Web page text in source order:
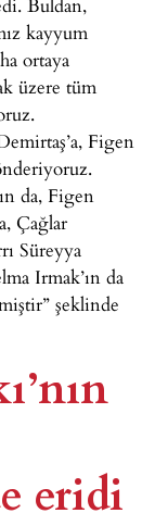
kayyum
ortaya
üzere tüm
Figen
da, Figen
Çağlar
Süreyya
Irmak’ın da
şeklinde
eridi